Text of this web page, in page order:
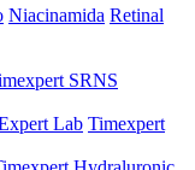
Niacinamida Retinal
SRNS
Lab Timexpert